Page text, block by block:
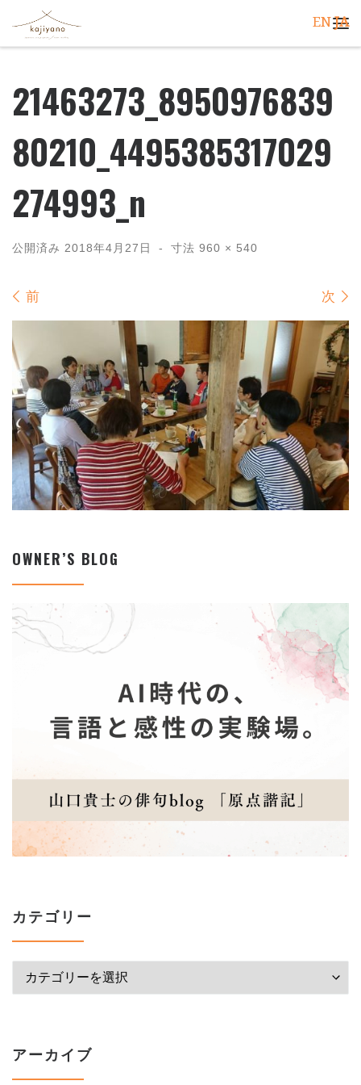
コンテンツへスキップ
21463273_8950976839
80210_4495385317029
274993_n
公開済み 2018年4月27日 - 寸法 960 × 540
画像ナビゲーション
前 次
OWNER’S BLOG
カテゴリー
カテゴリー
アーカイブ
EN JA